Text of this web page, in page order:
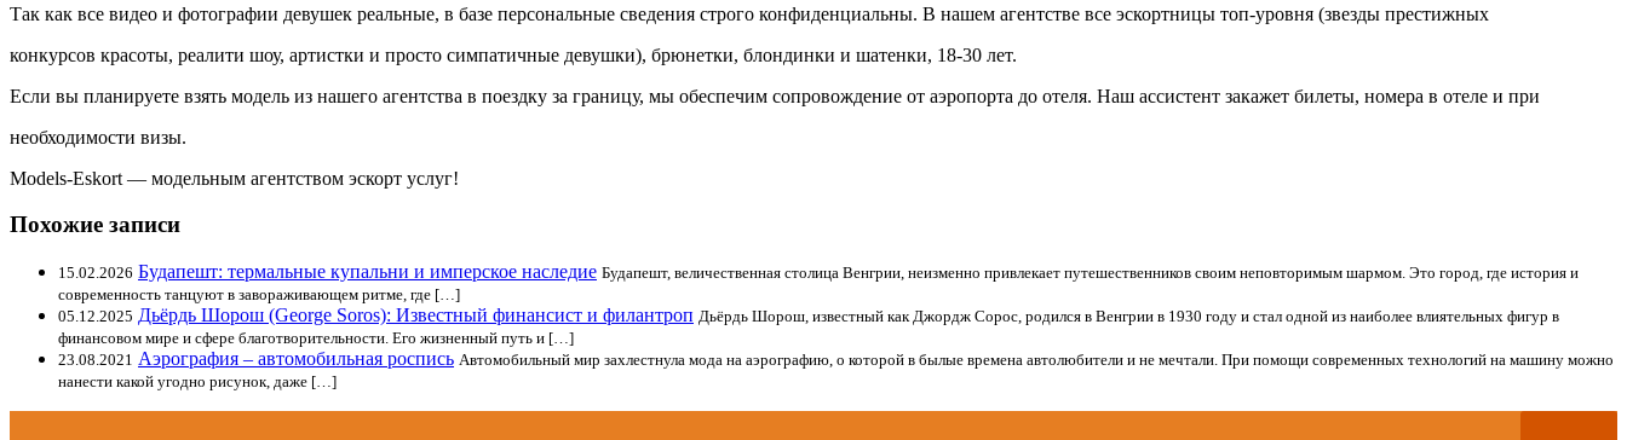
Так как все видео и фотографии девушек реальные, в базе персональные сведения строго конфиденциальны. В нашем агентстве все эскортницы топ-уровня (звезды престижных
конкурсов красоты, реалити шоу, артистки и просто симпатичные девушки), брюнетки, блондинки и шатенки, 18-30 лет.
Если вы планируете взять модель из нашего агентства в поездку за границу, мы обеспечим сопровождение от аэропорта до отеля. Наш ассистент закажет билеты, номера в отеле и при
необходимости визы.
Models-Eskort — модельным агентством эскорт услуг!
Похожие записи
15.02.2026 Будапешт: термальные купальни и имперское наследие Будапешт, величественная столица Венгрии, неизменно привлекает путешественников своим неповторимым шармом. Это город, где история и
современность танцуют в завораживающем ритме, где […]
05.12.2025 Дьёрдь Шорош (George Soros): Известный финансист и филантроп Дьёрдь Шорош, известный как Джордж Сорос, родился в Венгрии в 1930 году и стал одной из наиболее влиятельных фигур в
финансовом мире и сфере благотворительности. Его жизненный путь и […]
23.08.2021 Аэрография – автомобильная роспись Автомобильный мир захлестнула мода на аэрографию, о которой в былые времена автолюбители и не мечтали. При помощи современных технологий на машину можно
нанести какой угодно рисунок, даже […]